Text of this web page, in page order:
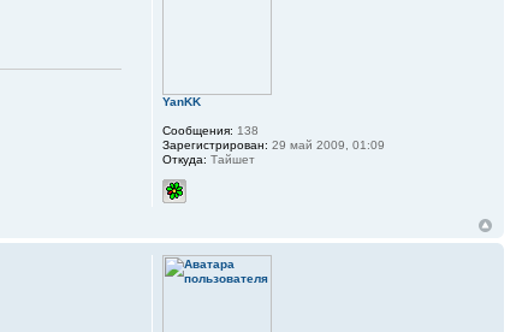
YanKK
Сообщения: 138
Зарегистрирован: 29 май 2009, 01:09
Откуда: Тайшет